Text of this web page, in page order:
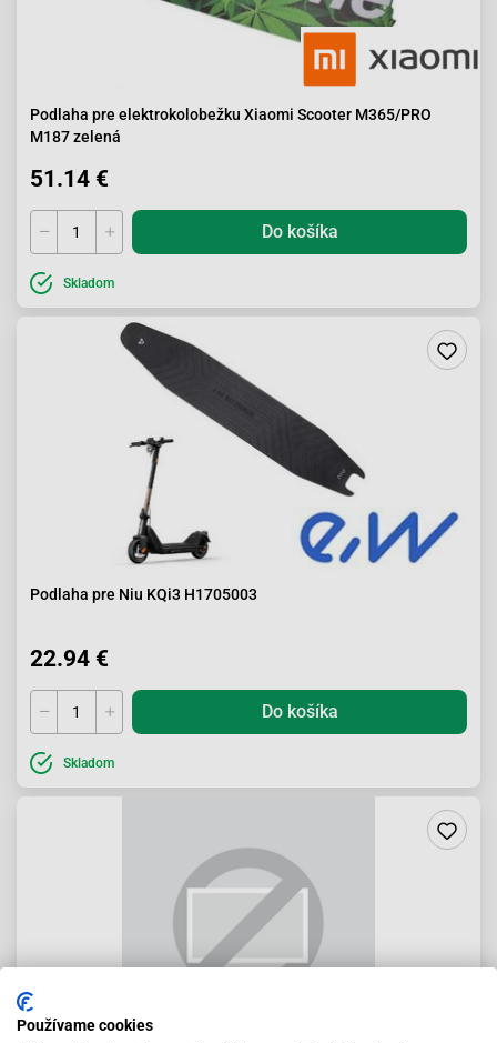
Podlaha pre elektrokolobežku Xiaomi Scooter M365/PRO
M187 zelená
51.14 €
Do košíka
Skladom
Podlaha pre Niu KQi3 H1705003
22.94 €
Do košíka
Skladom
Používame cookies